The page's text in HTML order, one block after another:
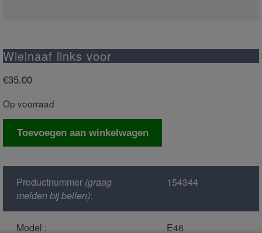
Wielnaaf links voor
€35.00
Op voorraad
Wielnaaf
Toevoegen aan winkelwagen
Productnummer(graag
melden bij bellen):
154344
Model : E46